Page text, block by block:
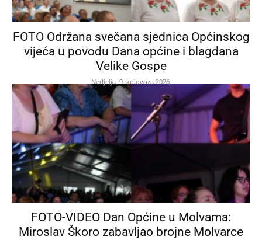
FOTO Održana svečana sjednica Općinskog
vijeća u povodu Dana općine i blagdana
Velike Gospe
Nedjelja, 9. kolovoza 2026.
FOTO-VIDEO Dan Općine u Molvama:
Miroslav Škoro zabavljao brojne Molvarce